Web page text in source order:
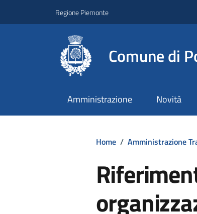
Regione Piemonte
Comune di
Amministrazione Novità
Home / Amministrazione